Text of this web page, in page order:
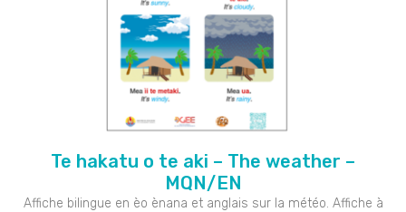
Te hakatu o te aki – The weather –
MQN/EN
Affiche bilingue en èo ènana et anglais sur la météo. Affiche à